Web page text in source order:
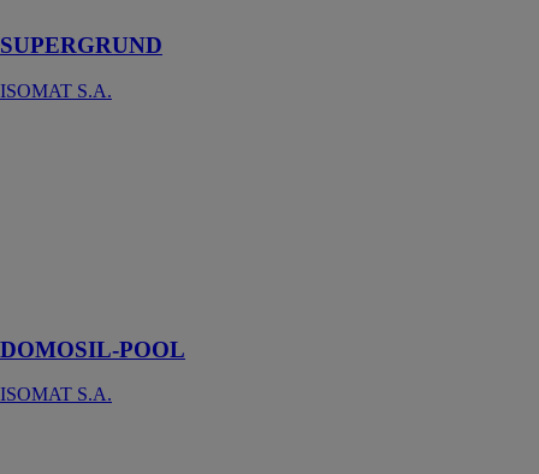
SUPERGRUND
ISOMAT S.A.
DOMOSIL-POOL
ISOMAT S.A.